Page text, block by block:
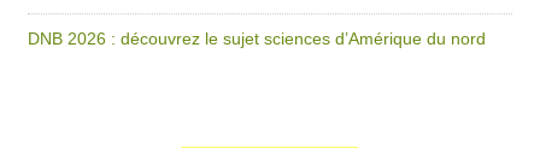
DNB 2026 : découvrez le sujet sciences d’Amérique du nord